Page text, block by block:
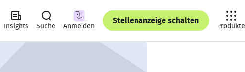
Insights Suche Anmelden
Stellenanzeige schalten
Produkte